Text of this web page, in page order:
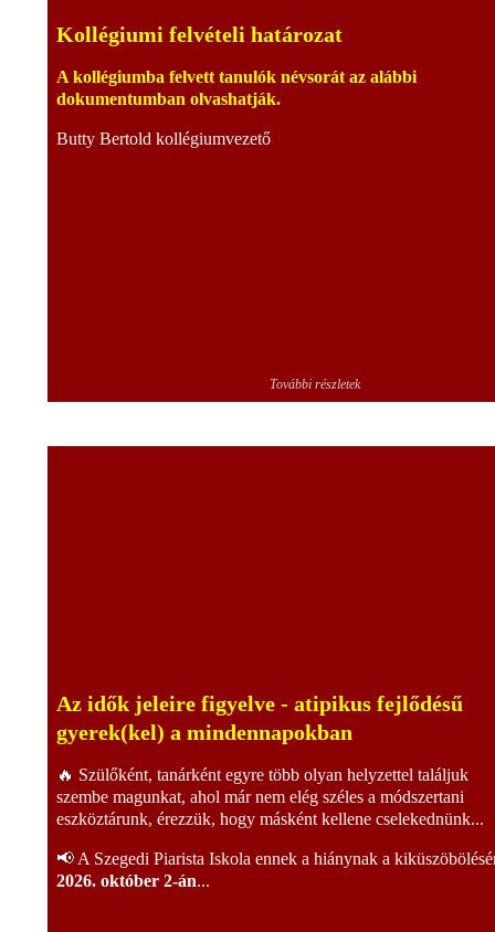
Kollégiumi felvételi határozat
A kollégiumba felvett tanulók névsorát az alábbi
dokumentumban olvashatják.
Butty Bertold kollégiumvezető
További részletek
Az idők jeleire figyelve - atipikus fejlődésű
gyerek(kel) a mindennapokban
🔥 Szülőként, tanárként egyre több olyan helyzettel találjuk
szembe magunkat, ahol már nem elég széles a módszertani
eszköztárunk, érezzük, hogy másként kellene cselekednünk...
📢 A Szegedi Piarista Iskola ennek a hiánynak a
2026. október 2-án...